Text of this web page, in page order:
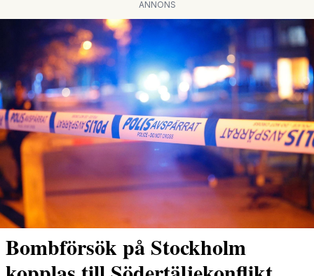
ANNONS
Bombförsök på Stockholm